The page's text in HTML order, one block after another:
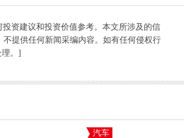
资建议和投资价值参考。本文所涉及的信
提供任何新闻采编内容。如有任何侵权行
理。]
汽车